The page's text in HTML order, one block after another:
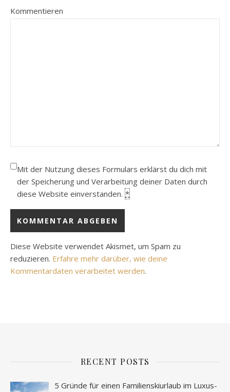
Kommentieren
Mit der Nutzung dieses Formulars erklärst du dich mit
der Speicherung und Verarbeitung deiner Daten durch
diese Website einverstanden. *
Diese Website verwendet Akismet, um Spam zu
reduzieren. Erfahre mehr darüber, wie deine
Kommentardaten verarbeitet werden.
RECENT POSTS
5 Gründe für einen Familienskiurlaub im Luxus-